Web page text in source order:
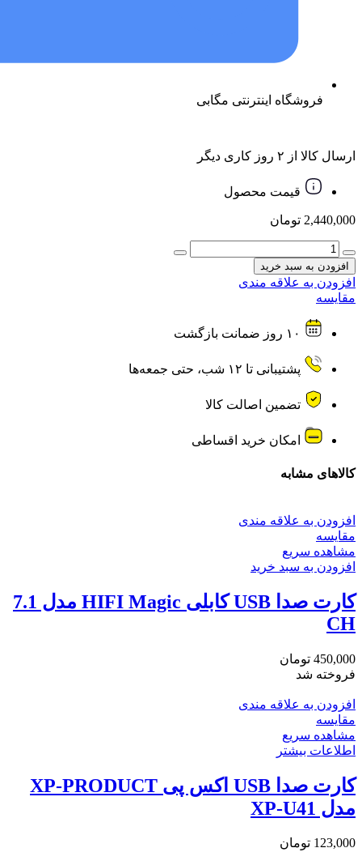
فروشگاه اینترنتی مگابی
ارسال کالا از ۲ روز کاری دیگر
قیمت محصول
2,440,000 تومان
هاب
Type-
C
تایپ
سی
الدینیو
5in1
مدل
25U
عدد
افزودن به سبد خرید
افزودن به علاقه مندی
مقایسه
۱۰ روز ضمانت بازگشت
پشتیبانی تا ۱۲ شب، حتی جمعه‌ها
تضمین اصالت کالا
امکان خرید اقساطی
کالاهای مشابه
افزودن به علاقه مندی
مقایسه
مشاهده سریع
افزودن به سبد خرید
کارت صدا USB کابلی HIFI Magic مدل 7.1
CH
450,000 تومان
فروخته شد
افزودن به علاقه مندی
مقایسه
مشاهده سریع
اطلاعات بیشتر
کارت صدا USB اکس پی XP-PRODUCT
مدل XP-U41
123,000 تومان